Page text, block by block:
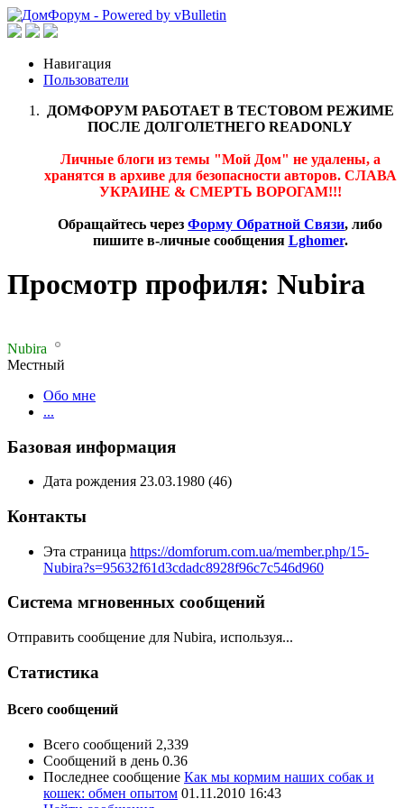
Навигация
Пользователи
ДОМФОРУМ РАБОТАЕТ В ТЕСТОВОМ РЕЖИМЕ
ПОСЛЕ ДОЛГОЛЕТНЕГО READONLY
Личные блоги из темы "Мой Дом" не удалены, а
хранятся в архиве для безопасности авторов. СЛАВА
УКРАИНЕ & СМЕРТЬ ВОРОГАМ!!!
Обращайтесь через Форму Обратной Связи, либо
пишите в-личные сообщения Lghomer.
Просмотр профиля: Nubira
Nubira
Местный
Обо мне
...
Базовая информация
Дата рождения 23.03.1980 (46)
Контакты
Эта страница https://domforum.com.ua/member.php/15-
Nubira?s=95632f61d3cdadc8928f96c7c546d960
Система мгновенных сообщений
Отправить сообщение для Nubira, используя...
Статистика
Всего сообщений
Всего сообщений 2,339
Сообщений в день 0.36
Последнее сообщение Как мы кормим наших собак и
кошек: обмен опытом 01.11.2010 16:43